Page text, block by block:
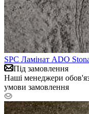
SPC Ламінат ADO
Під замовлення
Наші менеджери
умови замовлення